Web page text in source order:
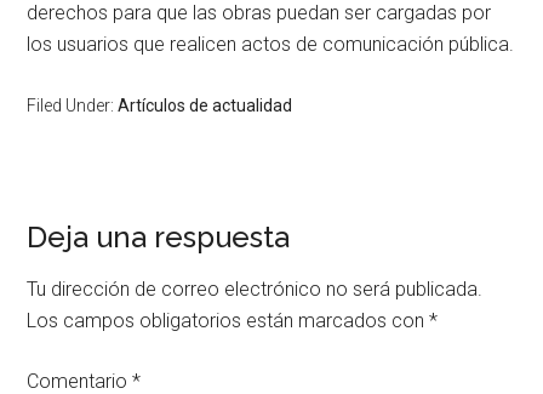
derechos para que las obras puedan ser cargadas por
los usuarios que realicen actos de comunicación pública.
Filed Under:Artículos de actualidad
Deja una respuesta
Tu dirección de correo electrónico no será publicada.
Los campos obligatorios están marcados con*
Comentario*